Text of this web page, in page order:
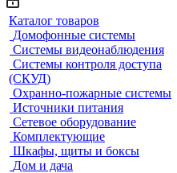
Каталог товаров
Домофонные системы
Системы видеонаблюдения
Системы контроля доступа
(СКУД)
Охранно-пожарные системы
Источники питания
Сетевое оборудование
Комплектующие
Шкафы, щиты и боксы
Дом и дача